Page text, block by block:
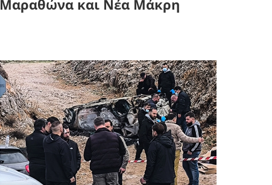
Μαραθώνα και Νέα Μάκρη